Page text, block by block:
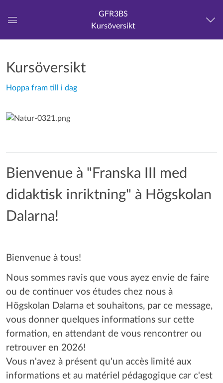
navigationsmeny
GFR3BS
Kursöversikt
Kursöversikt
Hoppa fram till i dag
Bienvenue à "Franska III med
didaktisk inriktning" à Högskolan
Dalarna!
Bienvenue à tous!
Nous sommes ravis que vous ayez envie de faire
ou de continuer vos études chez nous à
Högskolan Dalarna et souhaitons, par ce message,
vous donner quelques informations sur cette
formation, en attendant de vous rencontrer ou
retrouver en 2026!
Vous n'avez à présent qu'un accès limité aux
informations et au matériel pédagogique car c'est